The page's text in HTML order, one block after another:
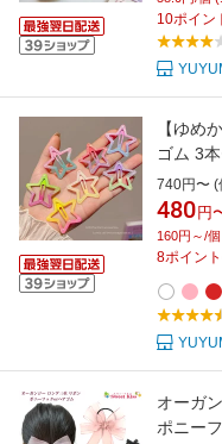
ルー 黄
10ポイン
【ゆめ
ゴム 3
り 髪に
ども ジ
いい プ
740円〜 (
480 円
160円～/
8ポイント
オーガ
ポニー